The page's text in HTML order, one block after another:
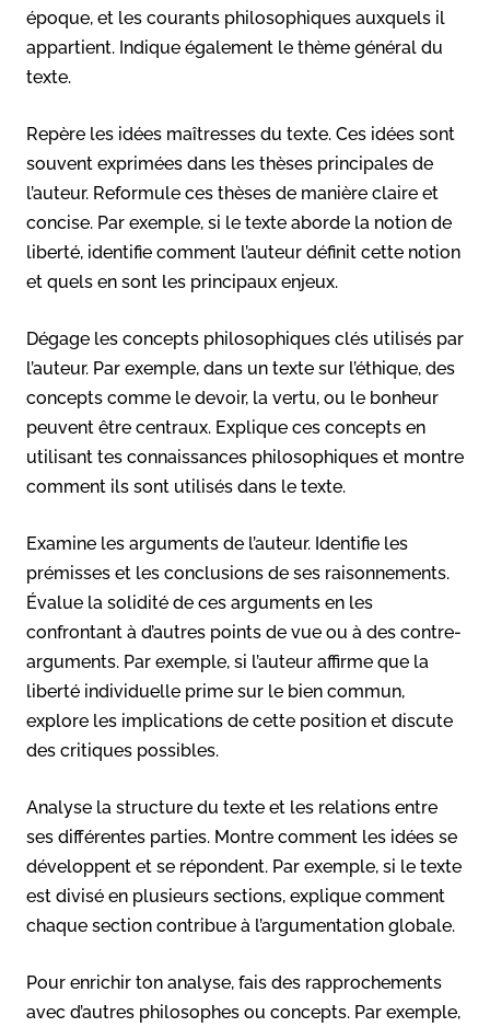
époque, et les courants philosophiques auxquels il
appartient. Indique également le thème général du
texte.
Repère les idées maîtresses du texte. Ces idées sont
souvent exprimées dans les thèses principales de
l’auteur. Reformule ces thèses de manière claire et
concise. Par exemple, si le texte aborde la notion de
liberté, identifie comment l’auteur définit cette notion
et quels en sont les principaux enjeux.
Dégage les concepts philosophiques clés utilisés par
l’auteur. Par exemple, dans un texte sur l’éthique, des
concepts comme le devoir, la vertu, ou le bonheur
peuvent être centraux. Explique ces concepts en
utilisant tes connaissances philosophiques et montre
comment ils sont utilisés dans le texte.
Examine les arguments de l’auteur. Identifie les
prémisses et les conclusions de ses raisonnements.
Évalue la solidité de ces arguments en les
confrontant à d’autres points de vue ou à des contre-
arguments. Par exemple, si l’auteur affirme que la
liberté individuelle prime sur le bien commun,
explore les implications de cette position et discute
des critiques possibles.
Analyse la structure du texte et les relations entre
ses différentes parties. Montre comment les idées se
développent et se répondent. Par exemple, si le texte
est divisé en plusieurs sections, explique comment
chaque section contribue à l’argumentation globale.
Pour enrichir ton analyse, fais des rapprochements
avec d’autres philosophes ou concepts. Par exemple,